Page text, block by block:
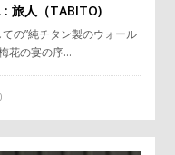
: 旅人（TABITO)
の”純チタン製のウォール
花の宴の序…